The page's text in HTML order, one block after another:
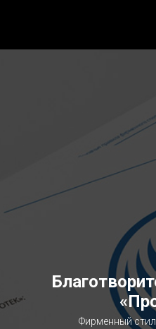
Фирменный